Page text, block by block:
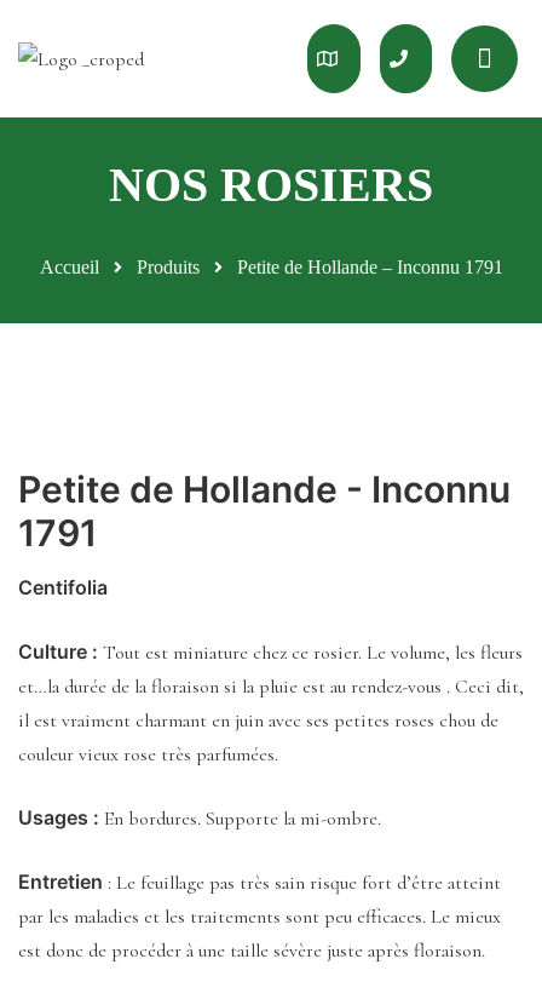
Accueil Produits Petite de Hollande – Inconnu 1791
Petite de Hollande - Inconnu
1791
Centifolia
Culture : Tout est miniature chez ce rosier. Le volume, les fleurs
et…la durée de la floraison si la pluie est au rendez-vous . Ceci dit,
il est vraiment charmant en juin avec ses petites roses chou de
couleur vieux rose très parfumées.
Usages : En bordures. Supporte la mi-ombre.
Entretien : Le feuillage pas très sain risque fort d’être atteint
par les maladies et les traitements sont peu efficaces. Le mieux
est donc de procéder à une taille sévère juste après floraison.